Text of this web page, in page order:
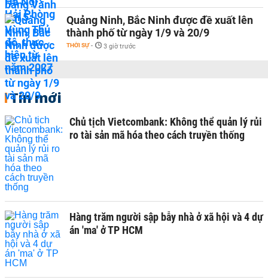
Quảng Ninh, Bắc Ninh được đề xuất lên
thành phố từ ngày 1/9 và 20/9
THỜI SỰ - 3 giờ trước
Tin mới
Chủ tịch Vietcombank: Không thể quản lý rủi
ro tài sản mã hóa theo cách truyền thống
Hàng trăm người sập bẫy nhà ở xã hội và 4 dự
án 'ma' ở TP HCM